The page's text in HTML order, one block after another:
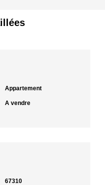
Appartement
A vendre
67310